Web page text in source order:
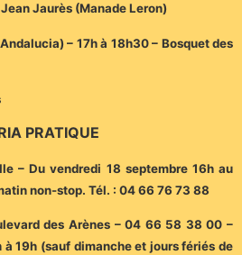
Jaurès (Manade Leron)
– 17h à 18h30 – Bosquet des
PRATIQUE
– Du vendredi 18 septembre 16h au
non-stop. Tél. : 04 66 76 73 88
des Arènes – 04 66 58 38 00 –
19h (sauf dimanche et jours fériés de